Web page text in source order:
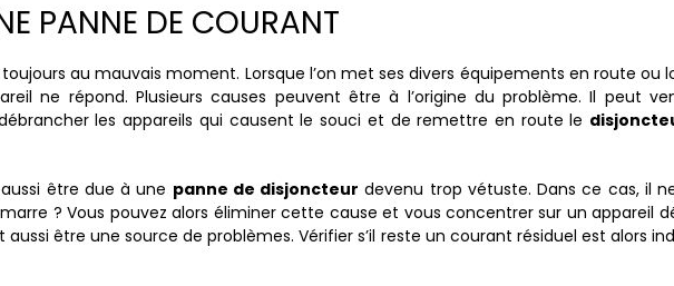
PANNE DE COURANT
au mauvais moment. Lorsque l’on met ses divers équipements en route ou
ne répond. Plusieurs causes peuvent être à l’origine du problème. Il peut
les appareils qui causent le souci et de remettre en route le
être due à une panne de disjoncteur devenu trop vétuste. Dans ce cas, il
? Vous pouvez alors éliminer cette cause et vous concentrer sur un appareil
être une source de problèmes. Vérifier s’il reste un courant résiduel est alors